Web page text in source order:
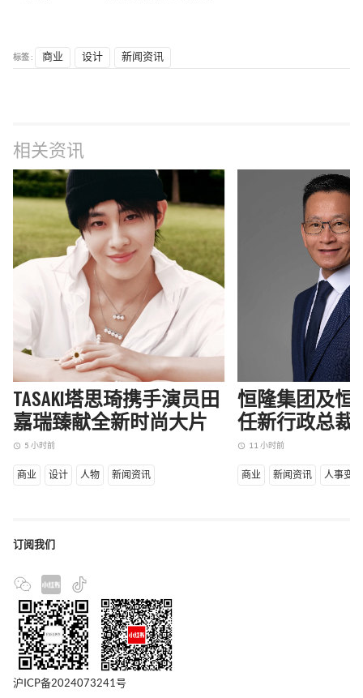
标签 : 商业 设计 新闻资讯
相关资讯
TASAKI塔思琦携手演员田
嘉瑞臻献全新时尚大片
access_time 5 小时前
商业 设计 人物 新闻资讯
恒隆集团及恒
任新行政总裁
access_time 11 小时前
商业 新闻资讯 人事变动
订阅我们
沪ICP备2024073241号